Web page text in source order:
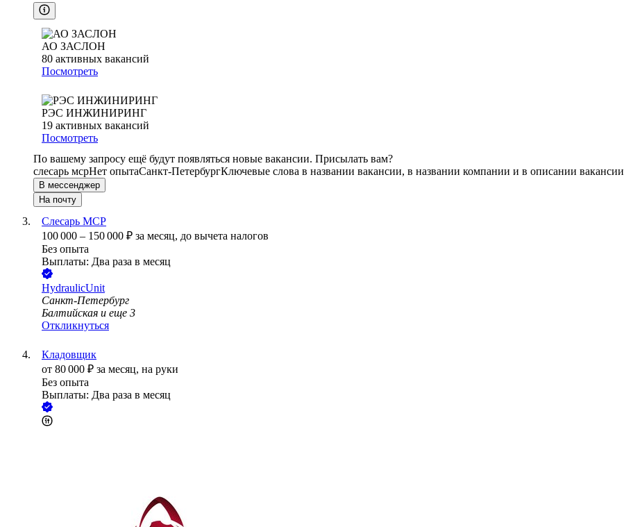
АО ЗАСЛОН
80 активных вакансий
Посмотреть
РЭС ИНЖИНИРИНГ
19 активных вакансий
Посмотреть
По вашему запросу ещё будут появляться новые вакансии. Присылать вам?
слесарь мсрНет опытаСанкт-ПетербургКлючевые слова в названии вакансии, в названии компании и в описании вакансии
В мессенджер
На почту
Слесарь МСР
100 000 – 150 000 ₽ за месяц, до вычета налогов
Без опыта
Выплаты: Два раза в месяц
HydraulicUnit
Санкт-Петербург
Балтийская и еще 3
Откликнуться
Кладовщик
от 80 000 ₽ за месяц, на руки
Без опыта
Выплаты: Два раза в месяц